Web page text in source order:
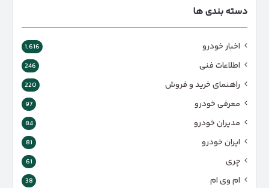
دسته بندی ها
اخبار خودرو 1,616
اطلاعات فنی 246
راهنمای خرید و فروش 220
معرفی خودرو 97
مدیران خودرو 84
ایران خودرو 81
چری 61
ام وی ام 38